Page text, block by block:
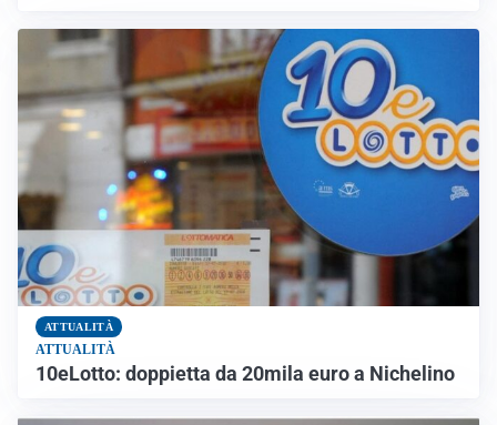
ATTUALITÀ
ATTUALITÀ
10eLotto: doppietta da 20mila euro a Nichelino